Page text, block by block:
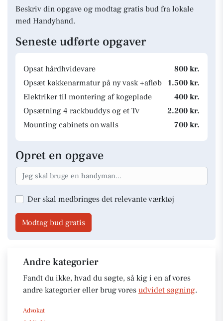
Beskriv din opgave og modtag gratis bud fra lokale
med Handyhand.
Seneste udførte opgaver
Opsat hårdhvidevare
800 kr.
Opsæt køkkenarmatur på ny vask +afløb
1.500 kr.
Elektriker til montering af kogeplade
400 kr.
Opsætning 4 rackbuddys og et Tv
2.200 kr.
Mounting cabinets on walls
700 kr.
Opret en opgave
Der skal medbringes det relevante værktøj
Modtag bud gratis
Andre kategorier
Fandt du ikke, hvad du søgte, så kig i en af vores
andre kategorier eller brug vores udvidet søgning.
Advokat